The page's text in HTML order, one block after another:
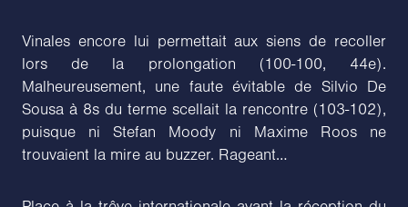
Vinales encore lui permettait aux siens de recoller
lors de la prolongation (100-100, 44e).
Malheureusement, une faute évitable de Silvio De
Sousa à 8s du terme scellait la rencontre (103-102),
puisque ni Stefan Moody ni Maxime Roos ne
trouvaient la mire au buzzer. Rageant…